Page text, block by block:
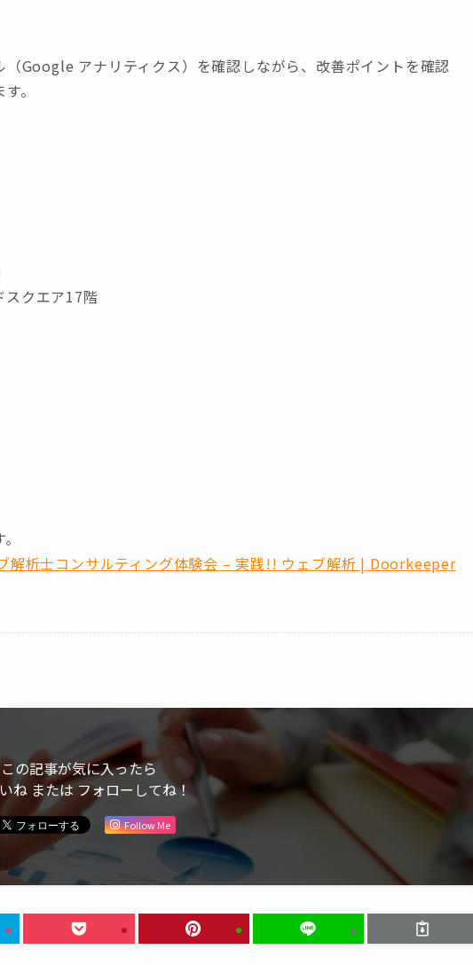
Google アナリティクス）を確認しながら、改善ポイントを確認
。
スクエア17階
解析士コンサルティング体験会 – 実践!! ウェブ解析 | Doorkeeper
この記事が気に入ったら
ね または フォローしてね！
Follow Me